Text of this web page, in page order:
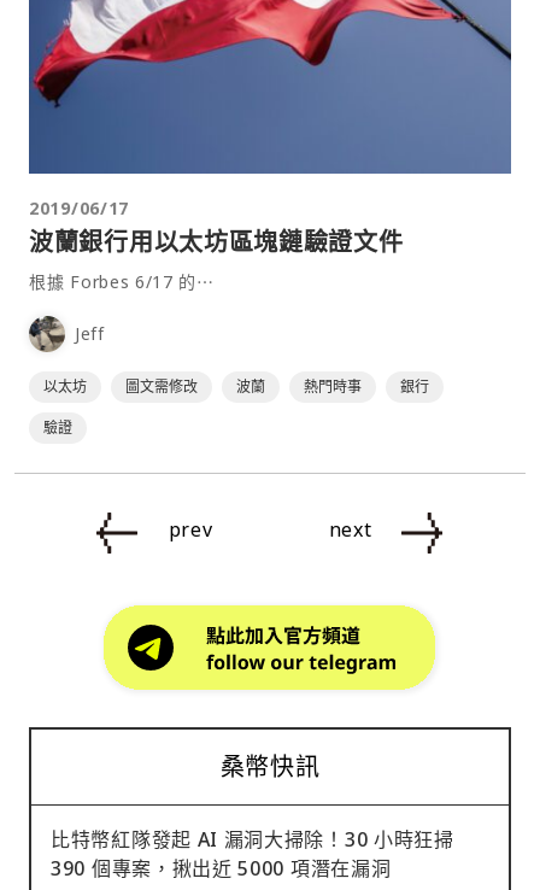
2019/06/17
波蘭銀行用以太坊區塊鏈驗證文件
根據 Forbes 6/17 的⋯
Jeff
以太坊 圖文需修改 波蘭 熱門時事
銀行
驗證
prev next
桑幣快訊
比特幣紅隊發起 AI 漏洞大掃除！30 小時狂掃
390 個專案，揪出近 5000 項潛在漏洞